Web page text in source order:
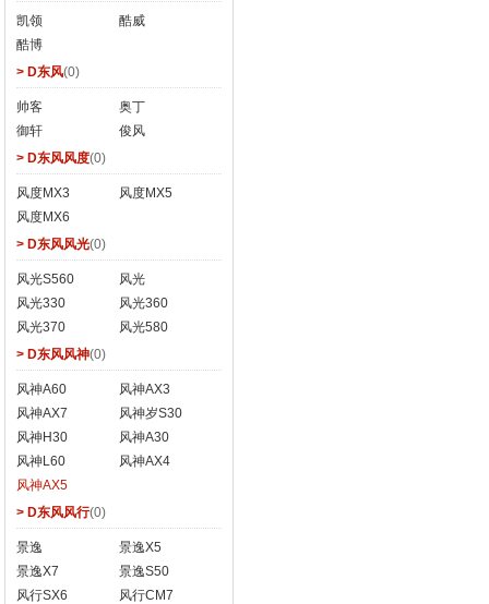
凯领
酷威
酷博
> D东风(0)
帅客
奥丁
御轩
俊风
> D东风风度(0)
风度MX3
风度MX5
风度MX6
> D东风风光(0)
风光S560
风光
风光330
风光360
风光370
风光580
> D东风风神(0)
风神A60
风神AX3
风神AX7
风神岁S30
风神H30
风神A30
风神L60
风神AX4
风神AX5
> D东风风行(0)
景逸
景逸X5
景逸X7
景逸S50
风行SX6
风行CM7